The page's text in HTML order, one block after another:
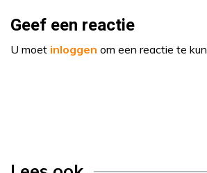
Geef een reactie
U moet inloggen om een reactie te